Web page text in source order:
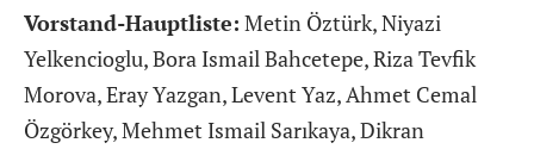
Vorstand-Hauptliste: Metin Öztürk, Niyazi
Yelkencioglu, Bora Ismail Bahcetepe, Riza Tevfik
Morova, Eray Yazgan, Levent Yaz, Ahmet Cemal
Özgörkey, Mehmet Ismail Sarıkaya, Dikran